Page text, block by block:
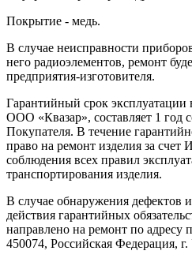
Покрытие - медь.
В случае неисправности
него радиоэлементов, ремонт
предприятия-изготовителя.
Гарантийный срок
ООО «Квазар», составляет 1 год
Покупателя. В течение
право на ремонт изделия за счет
соблюдения всех правил
транспортирования изделия.
В случае обнаружения дефектов
действия гарантийных
направлено на ремонт по адресу
450074, Российская Федерация,